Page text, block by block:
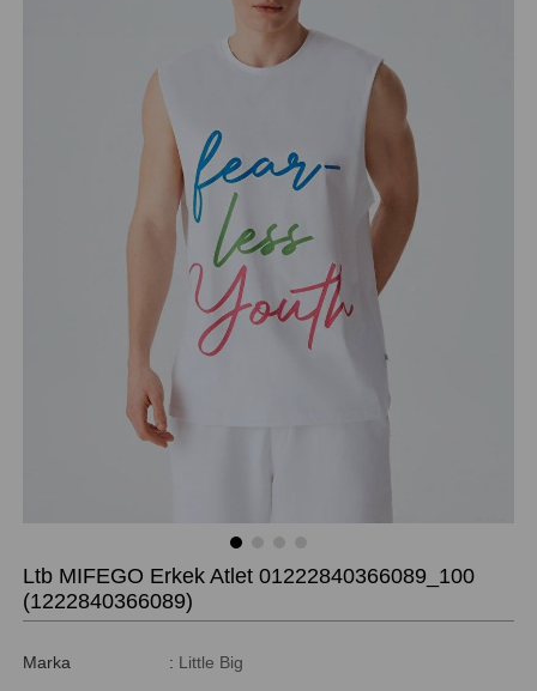
Ltb MIFEGO Erkek Atlet 01222840366089_100
(1222840366089)
Marka : Little Big